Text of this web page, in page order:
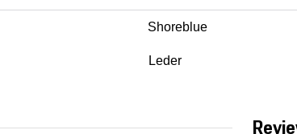
Shoreblue
Leder